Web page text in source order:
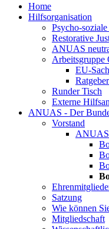
Home
Hilfsorganisation
Psycho-
Restorative
ANUAS
Arbeitsgruppe
EU-
Runder Tisch
Externe
ANUAS - Der
Vorstand
ANUAS
Satzung
Wie können
Mitgliedschaft